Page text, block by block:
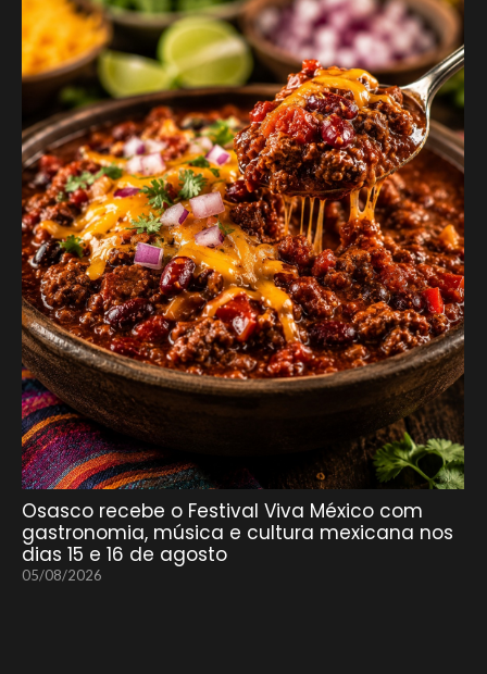
Osasco recebe o Festival Viva México com
gastronomia, música e cultura mexicana nos
dias 15 e 16 de agosto
05/08/2026